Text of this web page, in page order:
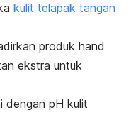
kulit telapak tangan
produk hand
ekstra untuk
dengan pH kulit